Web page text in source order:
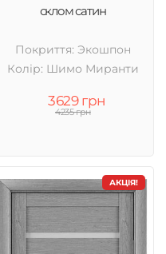
склом сатин
Покриття: Экошпон
Колір: Шимо Миранти
3629 грн
4235 грн
АКЦІЯ!